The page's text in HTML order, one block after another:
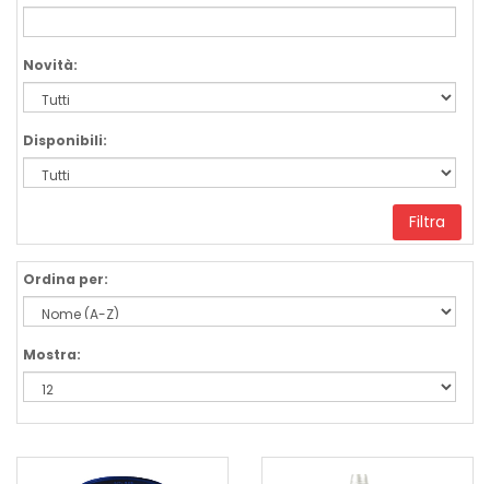
Novità:
Disponibili:
Filtra
Ordina per:
Mostra: